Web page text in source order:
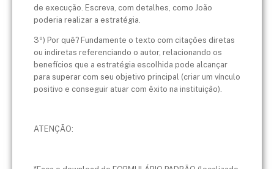
de execução. Escreva, com detalhes, como João
poderia realizar a estratégia.
3º) Por quê? Fundamente o texto com citações diretas
ou indiretas referenciando o autor, relacionando os
benefícios que a estratégia escolhida pode alcançar
para superar com seu objetivo principal (criar um vínculo
positivo e conseguir atuar com êxito na instituição).
ATENÇÃO: